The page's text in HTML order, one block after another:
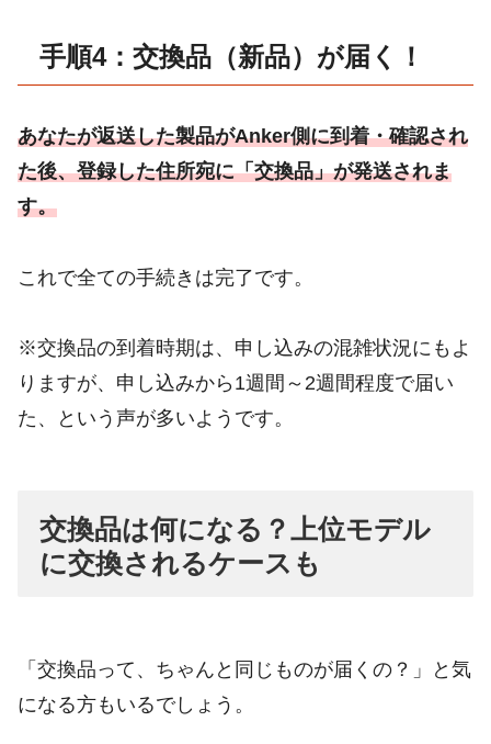
手順4：交換品（新品）が届く！
あなたが返送した製品がAnker側に到着・確認され
た後、登録した住所宛に「交換品」が発送されま
す。
これで全ての手続きは完了です。
※交換品の到着時期は、申し込みの混雑状況にもよ
りますが、申し込みから1週間～2週間程度で届い
た、という声が多いようです。
交換品は何になる？上位モデル
に交換されるケースも
「交換品って、ちゃんと同じものが届くの？」と気
になる方もいるでしょう。